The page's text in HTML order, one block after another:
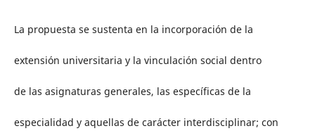
La propuesta se sustenta en la incorporación de la
extensión universitaria y la vinculación social dentro
de las asignaturas generales, las específicas de la
especialidad y aquellas de carácter interdisciplinar; con